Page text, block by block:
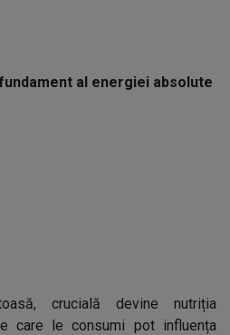
al energiei absolute
crucială devine nutriția
care le consumi pot influența